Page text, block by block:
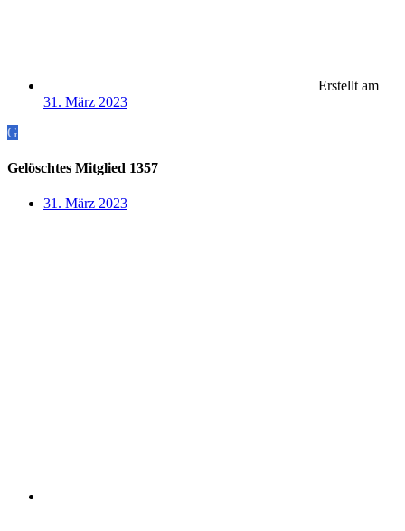
Erstellt am
31. März 2023
G
Gelöschtes Mitglied 1357
31. März 2023